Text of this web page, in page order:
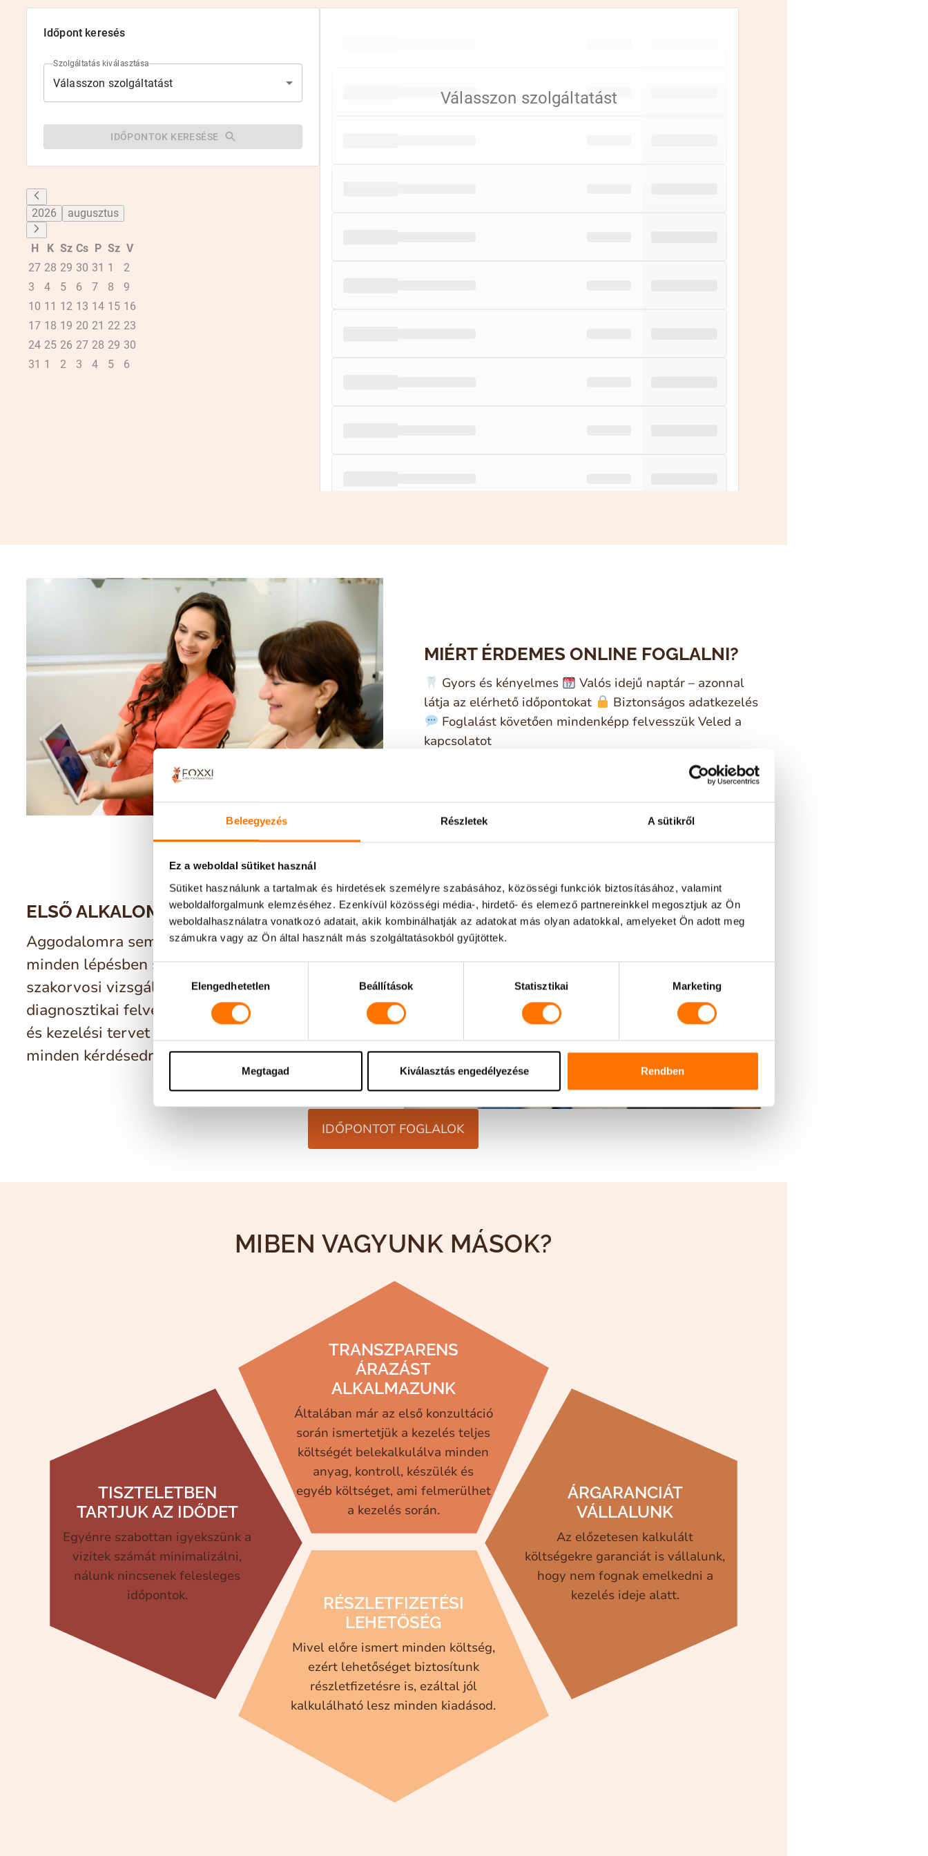
Beleegyezés Részletek A sütikről
Ez a weboldal sütiket használ
Sütiket használunk a tartalmak és hirdetések személyre szabásához, közösségi funkciók biztosításához, valamint
weboldalforgalmunk elemzéséhez. Ezenkívül közösségi média-, hirdető- és elemező partnereinkkel megosztjuk az Ön
weboldalhasználatra vonatkozó adatait, akik kombinálhatják az adatokat más olyan adatokkal, amelyeket Ön adott meg
számukra vagy az Ön által használt más szolgáltatásokból gyűjtöttek.
Hozzájárulás
kiválasztásaElengedhetetlen Beállítások Statisztikai Marketing
Megtagad Kiválasztás engedélyezése Rendben
MIÉRT ÉRDEMES ONLINE FOGLALNI?
Gyors és kényelmes
Valós idejű naptár – azonnal
látja az elérhető időpontokat
Biztonságos adatkezelés
Foglalást követően mindenképp felvesszük Veled a
kapcsolatot
ELSŐ ALKALOMMAL JÖSSZ?
Aggodalomra semmi ok – szakértő csapatunk
minden lépésben segít. Azelső konzultáción
szakorvosi vizsgálaton esel át, elkészítjük a
diagnosztikai felvételeket, előzetes árajánlatot
és kezelési tervet adunk és természetesen
minden kérdésedre válaszolunk.
IDŐPONTOT FOGLALOK
MIBEN VAGYUNK MÁSOK?
TRANSZPARENS
ÁRAZÁST
ALKALMAZUNK
Általában már az első konzultáció
során ismertetjük a kezelés teljes
költségét belekalkulálva minden
anyag, kontroll, készülék és
egyéb költséget, ami felmerülhet
a kezelés során.
ÁRGARANCIÁT
VÁLLALUNK
Az előzetesen kalkulált
költségekre garanciát is vállalunk,
hogy nem fognak emelkedni a
kezelés ideje alatt.
RÉSZLETFIZETÉSI
LEHETŐSÉG
Mivel előre ismert minden költség,
ezért lehetőséget biztosítunk
részletfizetésre is, ezáltal jól
kalkulálható lesz minden kiadásod.
TISZTELETBEN
TARTJUK AZ IDŐDET
Egyénre szabottan igyekszünk a
vizitek számát minimalizálni,
nálunk nincsenek felesleges
időpontok.